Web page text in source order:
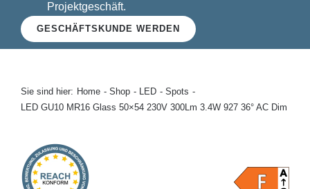
Halogen
Glühlampen
Kontakt
Projektgeschäft.
GESCHÄFTSKUNDE WERDEN
Sie sind hier: Home Shop LED
Spots
LED GU10 MR16 Glass 50×54 230V 300Lm 3.4W 927 36° AC Dim